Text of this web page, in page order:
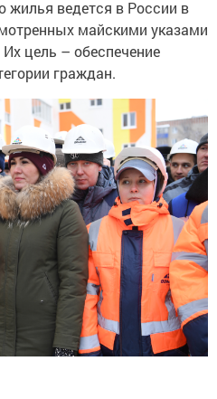
жилья ведется в России в
майскими указами
цель – обеспечение
граждан.